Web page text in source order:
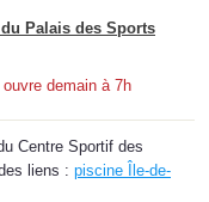
Palais des Sports
ouvre demain à 7h
Centre Sportif des
liens : piscine Île-de-